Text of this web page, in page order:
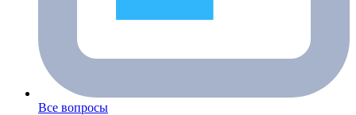
Все вопросы